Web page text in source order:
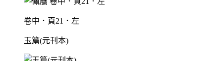
卷中．頁21．左
玉篇(元刊本)